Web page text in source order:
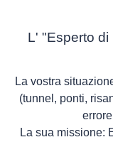
L' "Esperto
La vostra
(tunnel, ponti,
La sua missione: